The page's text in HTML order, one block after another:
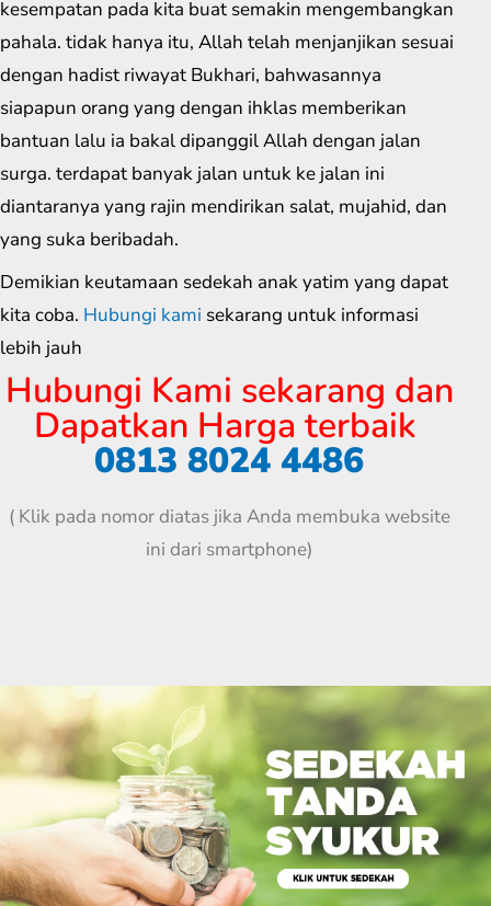
kesempatan pada kita buat semakin mengembangkan
pahala. tidak hanya itu, Allah telah menjanjikan sesuai
dengan hadist riwayat Bukhari, bahwasannya
siapapun orang yang dengan ihklas memberikan
bantuan lalu ia bakal dipanggil Allah dengan jalan
surga. terdapat banyak jalan untuk ke jalan ini
diantaranya yang rajin mendirikan salat, mujahid, dan
yang suka beribadah.
Demikian keutamaan sedekah anak yatim yang dapat
kita coba. Hubungi kami sekarang untuk informasi
lebih jauh
Hubungi Kami sekarang dan
Dapatkan Harga terbaik
0813 8024 4486
( Klik pada nomor diatas jika Anda membuka website
ini dari smartphone)